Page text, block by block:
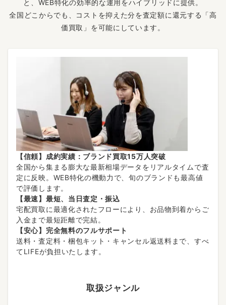
と、WEB特化の効率的な運用をハイブリッドに提供。
全国どこからでも、コストを抑えた分を査定額に還元する「高
価買取」を可能にしています。
【信頼】成約実績：ブランド買取15万人突破
全国から集まる膨大な最新相場データをリアルタイムで査
定に反映。WEB特化の機動力で、旬のブランドも最高値
で評価します。
【最速】最短、当日査定・振込
宅配買取に最適化されたフローにより、お品物到着からご
入金まで最短距離で完結。
【安心】完全無料のフルサポート
送料・査定料・梱包キット・キャンセル返送料まで、すべ
てLIFEが負担いたします。
取扱ジャンル